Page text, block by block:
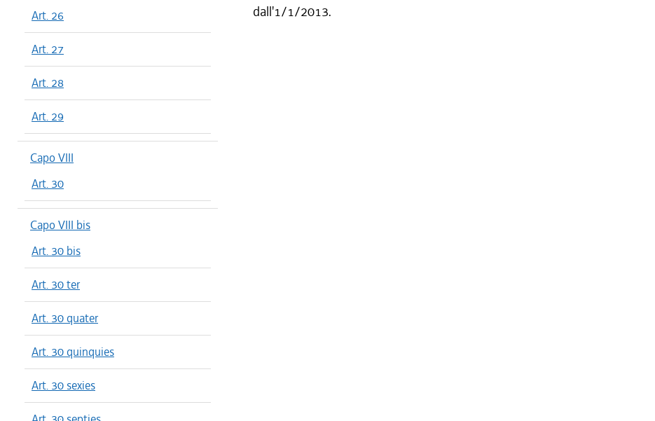
Art. 26
Art. 27
Art. 28
Art. 29
Capo VIII
Art. 30
Capo VIII bis
Art. 30 bis
Art. 30 ter
Art. 30 quater
Art. 30 quinquies
Art. 30 sexies
dall'1/1/2013.